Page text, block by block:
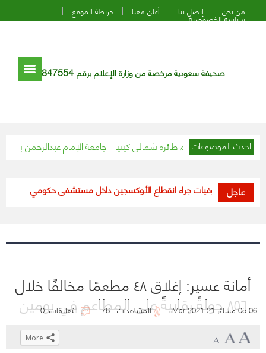
من نحن إتصل بنا أعلن معنا خريطة الموقع
سياسة الخصوصية
صحيفة سعودية مرخصة من وزارة الإعلام برقم 847554
احدث الموضوعات
ومساعده في تحطم طائرة شمالي كينيا جامعة الإمام عبدالرحمن بن فيصل
عاجل
الأردن.. وفيات جراء انقطاع الأوكسجين داخل مستشفى حكومي
أمانة عسير: إغلاق ٤٨ مطعمًا مخالفًا خلال
٨٥٦ جولةً رقابيةً على المطاعم في يومين05:06 مساءً, 21 Mar 2021 المشاهدات : 76 التعليقات: 0
Click
More